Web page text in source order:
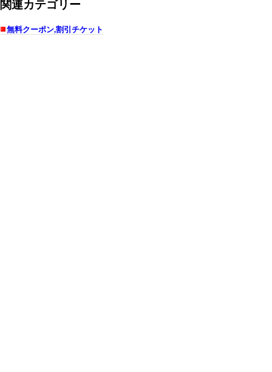
関連カテゴリー
無料クーポン,割引チケット